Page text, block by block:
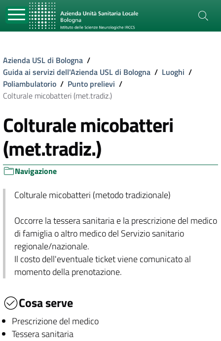
Azienda USL di Bologna /
Guida ai servizi dell'Azienda USL di Bologna / Luoghi /
Poliambulatorio / Punto prelievi /
Colturale micobatteri (met.tradiz.)
Colturale micobatteri
(met.tradiz.)
Navigazione
Colturale micobatteri (metodo tradizionale)
Occorre la tessera sanitaria e la prescrizione del medico
di famiglia o altro medico del Servizio sanitario
regionale/nazionale.
Il costo dell'eventuale ticket viene comunicato al
momento della prenotazione.
Cosa serve
Prescrizione del medico
Tessera sanitaria